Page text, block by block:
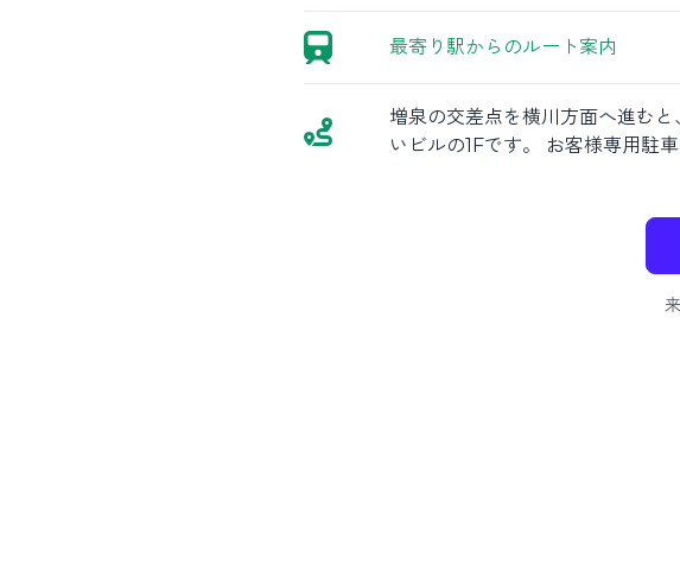
最寄り駅からのルート案内
増泉の交差点を横川方面へ進む
いビルの1Fです。 お客様専用駐